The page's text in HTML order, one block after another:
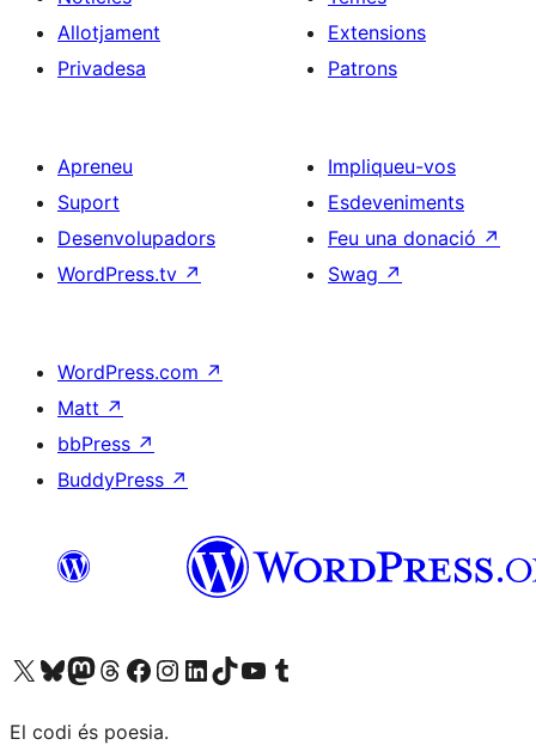
Allotjament
Privadesa
Extensions
Patrons
Apreneu
Suport
Desenvolupadors
WordPress.tv ↗
Impliqueu-vos
Esdeveniments
Feu una donació ↗
Swag ↗
WordPress.com ↗
Matt ↗
bbPress ↗
BuddyPress ↗
Visiteu el nostre compte X (abans Twitter)
Visiteu el nostre compte de Bluesky
Visiteu el nostre compte al Mastodon
Visiteu el nostre compte de Threads
Visiteu la nostra pàgina al Facebook
Visiteu el nostre compte d'Instagram
Visiteu el nostre compte de LinkedIn
Visiteu el nostre compte de TikTok
Visiteu el nostre canal al YouTube
Visiteu el nostre compte de Tumblr
El codi és poesia.